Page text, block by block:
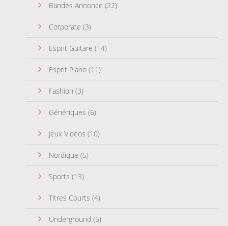
Bandes Annonce (22)
Corporate (3)
Esprit Guitare (14)
Esprit Piano (11)
Fashion (3)
Génériques (6)
Jeux Vidéos (10)
Nordique (5)
Sports (13)
Titres Courts (4)
Underground (5)